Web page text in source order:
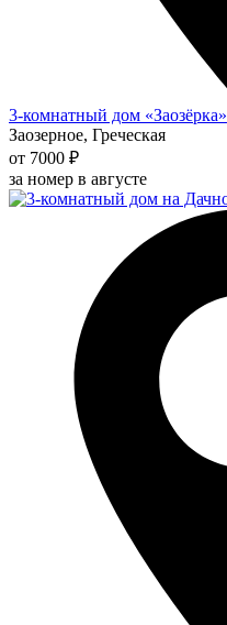
3-комнатный дом «Заозёрка»
Заозерное, Греческая
от 7000 ₽
за номер в августе